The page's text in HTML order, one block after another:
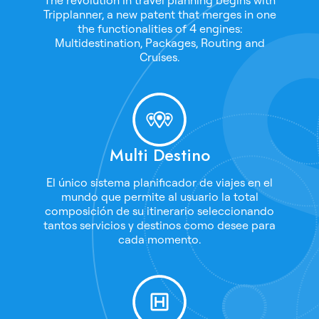
Tripplanner, a new patent that merges in one
the functionalities of 4 engines:
Multidestination, Packages, Routing and
Cruises.
Multi Destino
El único sistema planificador de viajes en el
mundo que permite al usuario la total
composición de su itinerario seleccionando
tantos servicios y destinos como desee para
cada momento.